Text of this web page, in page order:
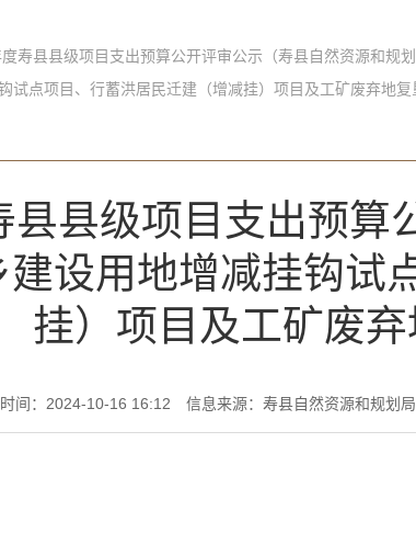
寿县县级项目支出预算公开评审公示（寿县自然资源和规
试点项目、行蓄洪居民迁建（增减挂）项目及工矿废弃地复
县县级项目支出预算
设用地增减挂钩试
挂）项目及工矿废弃
间：2024-10-16 16:12 信息来源：寿县自然资源和规划局